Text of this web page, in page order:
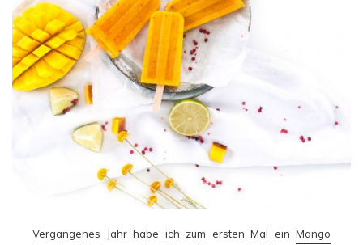
Vergangenes Jahr habe ich zum ersten Mal ein Mango